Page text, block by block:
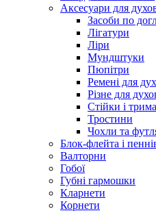
Аксесуари для
Засоби по
Лігатури
Ліри
Мундштуки
Пюпітри
Ремені для
Різне для
Стійки і
Тростини
Чохли та
Блок-флейта і
Валторни
Гобої
Губні гармошки
Кларнети
Корнети